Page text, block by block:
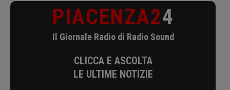
PIACENZA24
Il Giornale Radio di Radio Sound
CLICCA E ASCOLTA
LE ULTIME NOTIZIE